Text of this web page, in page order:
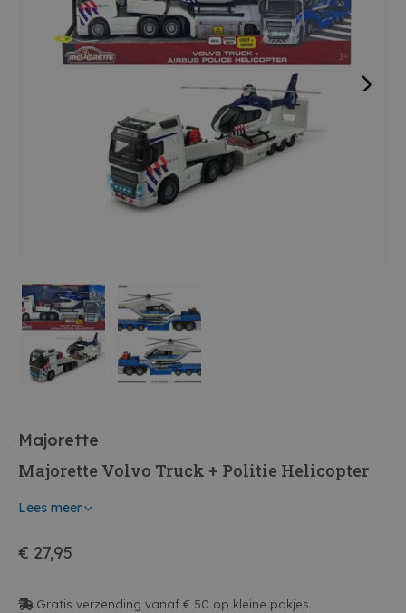
Majorette
Majorette Volvo Truck + Politie Helicopter
Lees meer
€ 27,95
Gratis verzending vanaf € 50 op kleine pakjes.